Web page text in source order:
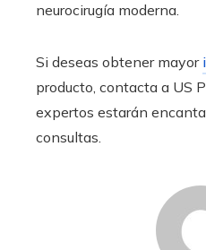
neurocirugía moderna.
Si deseas obtener mayor
producto, contacta a US
expertos estarán
consultas.